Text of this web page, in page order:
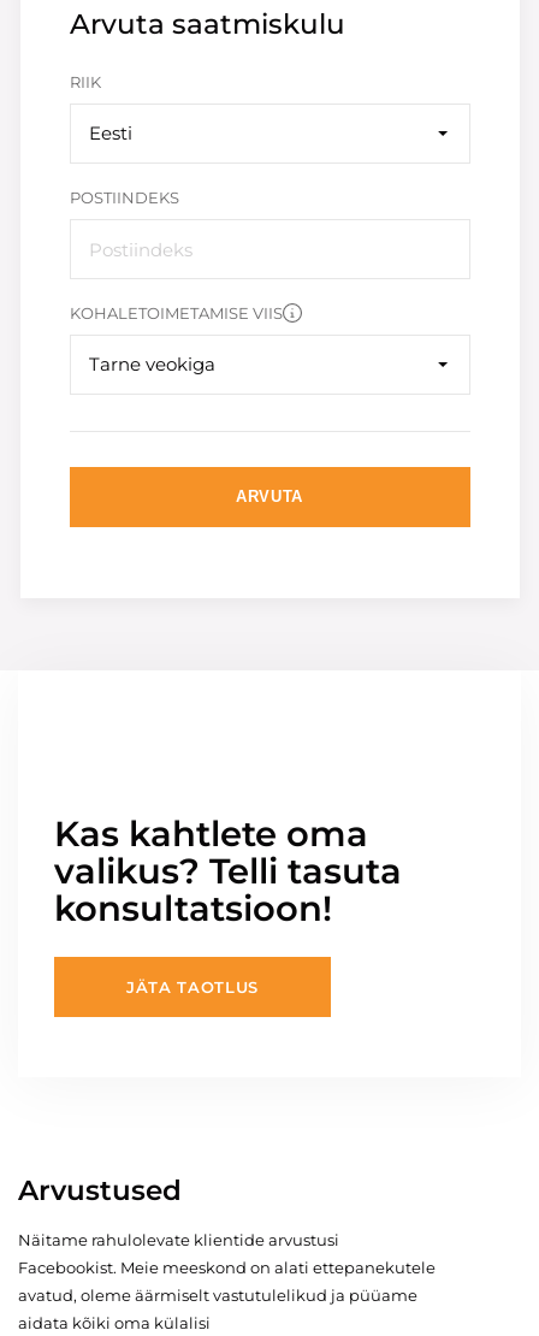
Arvuta saatmiskulu
RIIK
Eesti
POSTIINDEKS
KOHALETOIMETAMISE VIIS
Tarne veokiga
ARVUTA
Kas kahtlete oma
valikus? Telli tasuta
konsultatsioon!
JÄTA TAOTLUS
Arvustused
Näitame rahulolevate klientide arvustusi
Facebookist. Meie meeskond on alati ettepanekutele
avatud, oleme äärmiselt vastutulelikud ja püüame
aidata kõiki oma külalisi